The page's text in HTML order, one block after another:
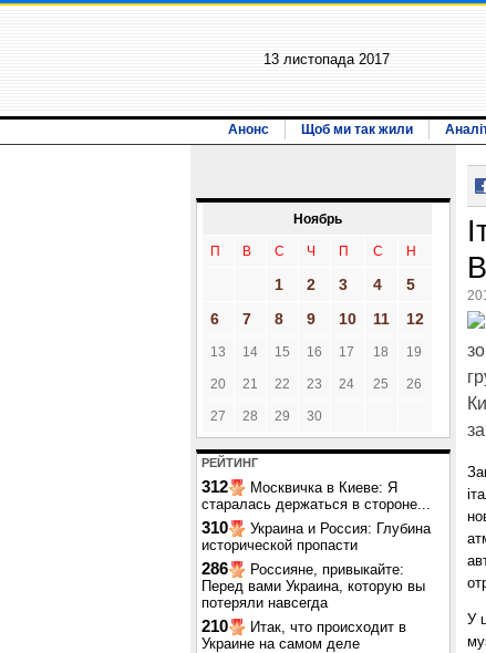
13 листопада 2017
Анонс Щоб ми так жили
Ноябрь
П В С Ч П С Н
1 2 3 4
5
6
7 8 9 10 11 12
13 14 15 16 17 18 19
20 21 22 23 24 25 26
27 28 29 30
РЕЙТИНГ
312
Москвичка в Киеве: Я
старалась держаться в стороне...
310
Украина и Россия: Глубина
исторической пропасти
286
Россияне, привыкайте:
Перед вами Украина, которую вы
потеряли навсегда
210
Итак, что происходит в
Украине на самом деле
У